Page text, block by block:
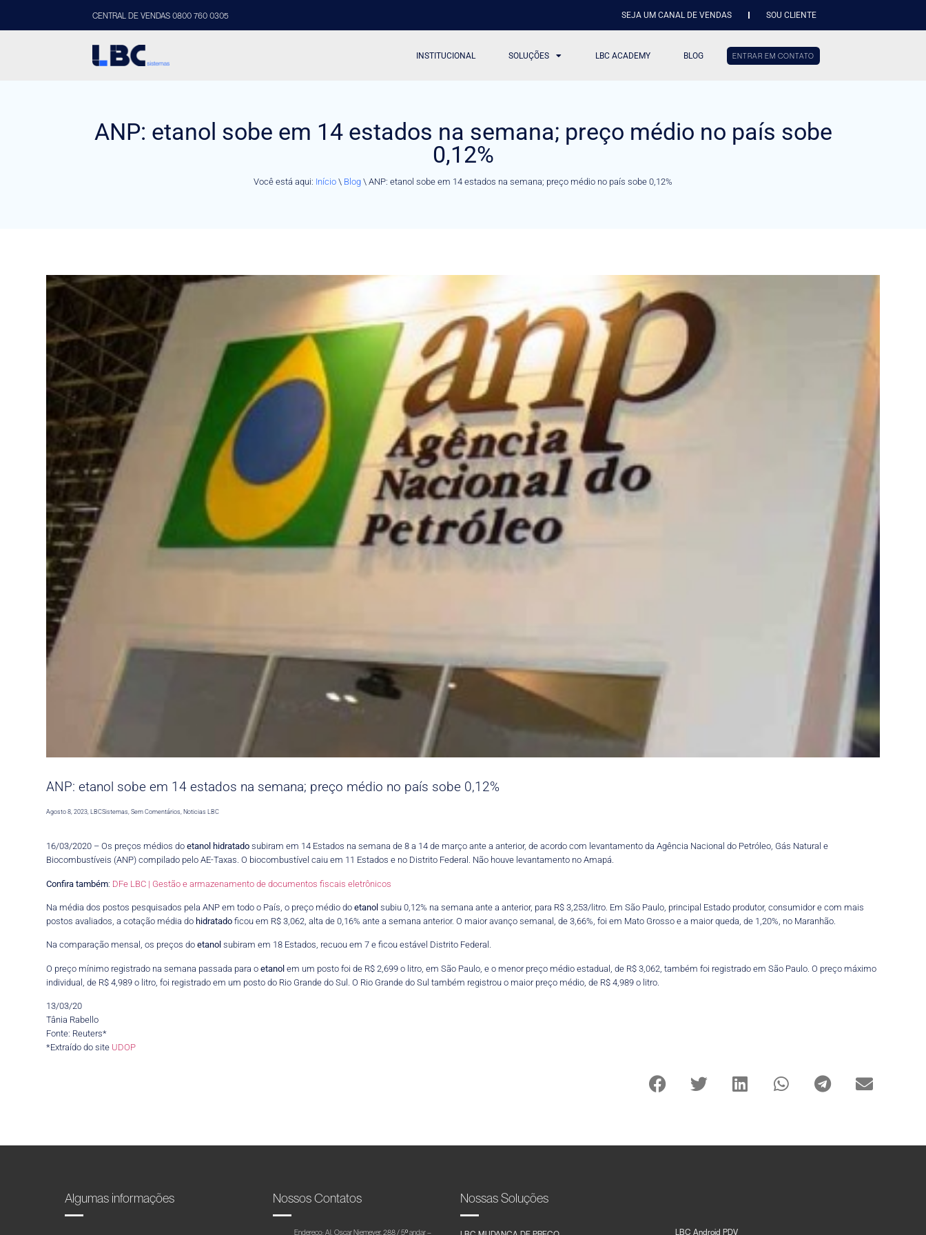
CENTRAL DE VENDAS 0800 760 0305 SEJA UM CANAL DE VENDAS SOU CLIENTE
INSTITUCIONAL SOLUÇÕES LBC ACADEMY BLOG ENTRAR EM CONTATO
ANP: etanol sobe em 14 estados na semana; preço médio no país sobe
0,12%
Você está aqui: Início \ Blog \ ANP: etanol sobe em 14 estados na semana; preço médio no país sobe 0,12%
ANP: etanol sobe em 14 estados na semana; preço médio no país sobe 0,12%
Agosto 8, 2023 ,LBCSistemas Sem Comentários Noticias LBC
16/03/2020 – Os preços médios doetanol hidratado subiram em 14 Estados na semana de 8 a 14 de março ante a anterior, de acordo com levantamento da Agência Nacional do Petróleo, Gás Natural e
Biocombustíveis (ANP) compilado pelo AE-Taxas. O biocombustível caiu em 11 Estados e no Distrito Federal. Não houve levantamento no Amapá.
Confira também: DFe LBC | Gestão e armazenamento de documentos fiscais eletrônicos
Na média dos postos pesquisados pela ANP em todo o País, o preço médio doetanol subiu 0,12% na semana ante a anterior, para R$ 3,253/litro. Em São Paulo, principal Estado produtor, consumidor e com mais
postos avaliados, a cotação média do hidratado ficou em R$ 3,062, alta de 0,16% ante a semana anterior. O maior avanço semanal, de 3,66%, foi em Mato Grosso e a maior queda, de 1,20%, no Maranhão.
Na comparação mensal, os preços doetanol subiram em 18 Estados, recuou em 7 e ficou estável Distrito Federal.
O preço mínimo registrado na semana passada para oetanol em um posto foi de R$ 2,699 o litro, em São Paulo, e o menor preço médio estadual, de R$ 3,062, também foi registrado em São Paulo. O preço máximo
individual, de R$ 4,989 o litro, foi registrado em um posto do Rio Grande do Sul. O Rio Grande do Sul também registrou o maior preço médio, de R$ 4,989 o litro.
13/03/20
Tânia Rabello
Fonte: Reuters*
*Extraído do site UDOP
Algumas informações Nossos Contatos
Endereço: Al. Oscar Niemeyer, 288 / 5º andar –
Nossas Soluções
LBC Android PDV